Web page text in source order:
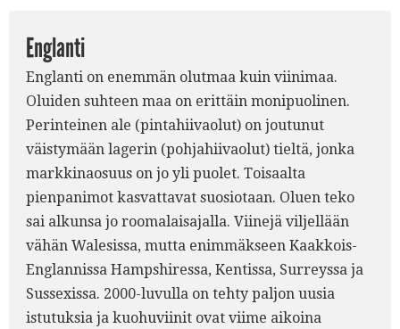
Englanti
Englanti on enemmän olutmaa kuin viinimaa.
Oluiden suhteen maa on erittäin monipuolinen.
Perinteinen ale (pintahiivaolut) on joutunut
väistymään lagerin (pohjahiivaolut) tieltä, jonka
markkinaosuus on jo yli puolet. Toisaalta
pienpanimot kasvattavat suosiotaan. Oluen teko
sai alkunsa jo roomalaisajalla. Viinejä viljellään
vähän Walesissa, mutta enimmäkseen Kaakkois-
Englannissa Hampshiressa, Kentissa, Surreyssa ja
Sussexissa. 2000-luvulla on tehty paljon uusia
istutuksia ja kuohuviinit ovat viime aikoina